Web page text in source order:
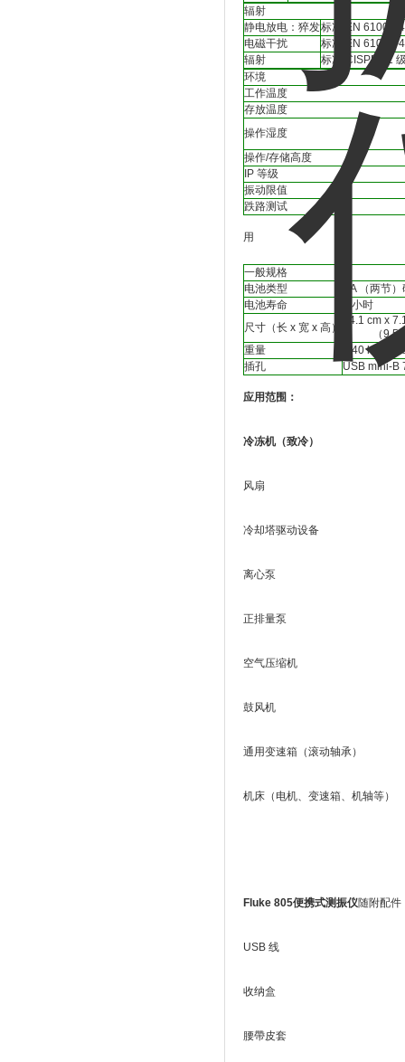
辐射
静电放电：猝发标准 EN 61000-
电磁干扰
标准 EN 61000-
辐射
标准 CISPR 11
环境
工作温度
存放温度
操作湿度
操作/存储高度
IP 等级
振动限值
跌路测试
用
一般规格
电池类型
AA （两节
电池寿命
8 小时
尺寸（长 x 宽 x 高）
24.1 cm x
（9.5 in
重量
0.40 kg （
插孔
USB mini-B
应用范围：
冷冻机（致冷）
风扇
冷却塔驱动设备
离心泵
正排量泵
空气压缩机
鼓风机
通用变速箱（滚动轴承）
机床（电机、变速箱、机轴等）
Fluke 805便携式测振仪随附配件
USB 线
收纳盒
腰帶皮套